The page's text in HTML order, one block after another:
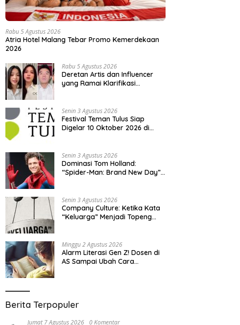
Rabu 5 Agustus 2026
Atria Hotel Malang Tebar Promo Kemerdekaan
2026
Rabu 5 Agustus 2026
Deretan Artis dan Influencer
yang Ramai Klarifikasi
Senin 3 Agustus 2026
Festival Teman Tulus Siap
Digelar 10 Oktober 2026 di
Senin 3 Agustus 2026
Dominasi Tom Holland:
“Spider-Man: Brand New Day”
Terbesar dalam Sejarah
Senin 3 Agustus 2026
Company Culture: Ketika Kata
“Keluarga” Menjadi Topeng
Minggu 2 Agustus 2026
Alarm Literasi Gen Z! Dosen di
AS Sampai Ubah Cara
Berita Terpopuler
Jumat 7 Agustus 2026 0 Komentar